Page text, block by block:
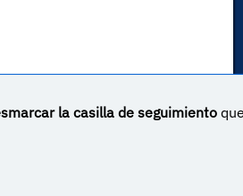
lucro creado porYova Turnes
la casilla de seguimiento